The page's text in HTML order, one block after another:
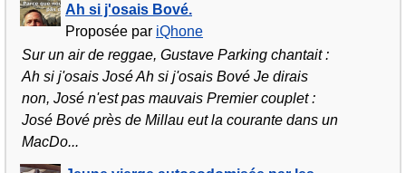
Ah si j'osais Bové.
Proposée par iQhone
Sur un air de reggae, Gustave Parking chantait :
Ah si j'osais José Ah si j'osais Bové Je dirais
non, José n'est pas mauvais Premier couplet :
José Bové près de Millau eut la courante dans un
MacDo...